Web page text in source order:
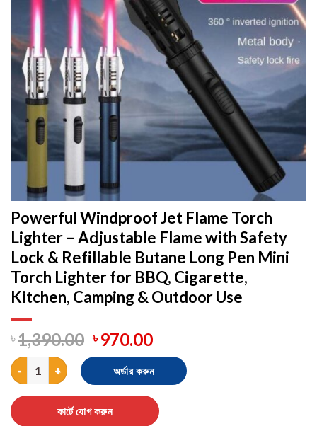
Powerful Windproof Jet Flame Torch
Lighter – Adjustable Flame with Safety
Lock & Refillable Butane Long Pen Mini
Torch Lighter for BBQ, Cigarette,
Kitchen, Camping & Outdoor Use
৳1,390.00 ৳ 970.00
Powerful Windproof Jet Flame Torch Lighter – Adjustable
অর্ডার করুন
কার্টে যোগ করুন